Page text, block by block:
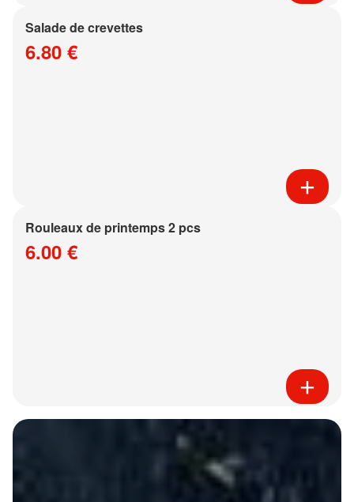
Salade de crevettes
6.80 €
Rouleaux de printemps 2 pcs
6.00 €